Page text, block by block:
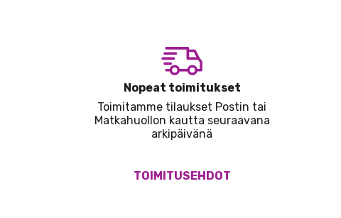
Nopeat toimitukset
Toimitamme tilaukset Postin tai
Matkahuollon kautta seuraavana
arkipäivänä
TOIMITUSEHDOT